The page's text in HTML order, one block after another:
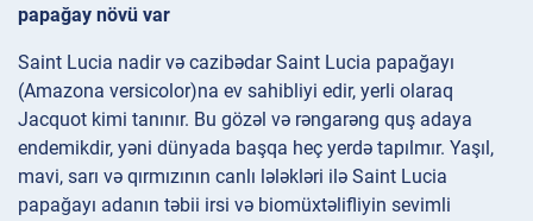
papağay növü var
Saint Lucia nadir və cazibədar Saint Lucia papağayı
(Amazona versicolor)na ev sahibliyi edir, yerli olaraq
Jacquot kimi tanınır. Bu gözəl və rəngarəng quş adaya
endemikdir, yəni dünyada başqa heç yerdə tapılmır. Yaşıl,
mavi, sarı və qırmızının canlı lələkləri ilə Saint Lucia
papağayı adanın təbii irsi və biomüxtəlifliyin sevimli